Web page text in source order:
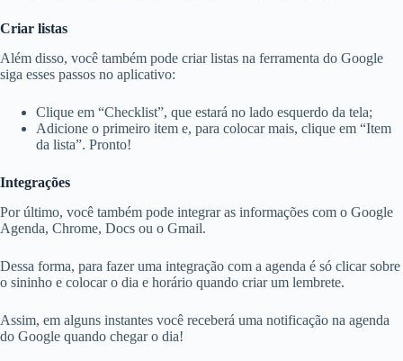
Criar listas
Além disso, você também pode criar listas na ferramenta do Google
siga esses passos no aplicativo:
Clique em “Checklist”, que estará no lado esquerdo da tela;
Adicione o primeiro item e, para colocar mais, clique em “Item
da lista”. Pronto!
Integrações
Por último, você também pode integrar as informações com o Google
Agenda, Chrome, Docs ou o Gmail.
Dessa forma, para fazer uma integração com a agenda é só clicar sobre
o sininho e colocar o dia e horário quando criar um lembrete.
Assim, em alguns instantes você receberá uma notificação na agenda
do Google quando chegar o dia!